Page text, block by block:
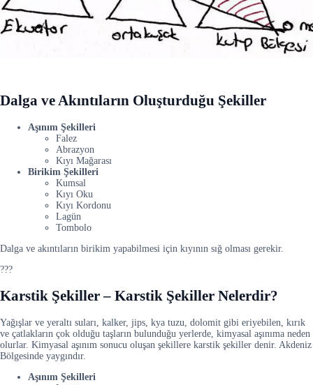
Dalga ve Akıntıların Oluşturduğu Şekiller
Aşınım Şekilleri
Falez
Abrazyon
Kıyı Mağarası
Birikim Şekilleri
Kumsal
Kıyı Oku
Kıyı Kordonu
Lagün
Tombolo
Dalga ve akıntıların birikim yapabilmesi için kıyının sığ olması gerekir.
???
Karstik Şekiller – Karstik Şekiller Nelerdir?
Yağışlar ve yeraltı suları, kalker, jips, kya tuzu, dolomit gibi eriyebilen, kırık
ve çatlakların çok olduğu taşların bulunduğu yerlerde, kimyasal aşınıma neden
olurlar. Kimyasal aşınım sonucu oluşan şekillere karstik şekiller denir. Akdeniz
Bölgesinde yaygındır.
Aşınım Şekilleri